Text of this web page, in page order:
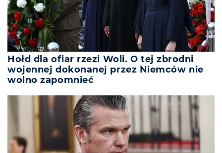
Hołd dla ofiar rzezi Woli. O tej zbrodni
wojennej dokonanej przez Niemców nie
wolno zapomnieć